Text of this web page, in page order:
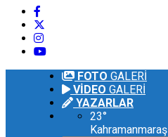
FOTO GALERİ
VİDEO GALERİ
YAZARLAR
23°
Kahramanmaraş